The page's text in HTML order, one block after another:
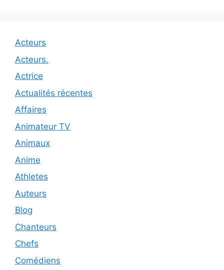
Acteurs
Acteurs.
Actrice
Actualités récentes
Affaires
Animateur TV
Animaux
Anime
Athletes
Auteurs
Blog
Chanteurs
Chefs
Comédiens